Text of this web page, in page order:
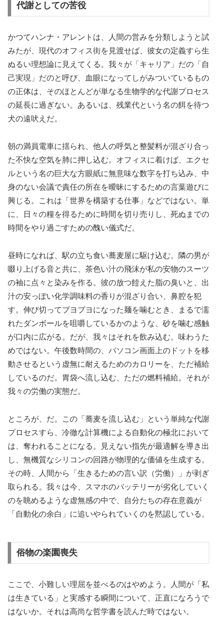
代謝としての苦役
かつてハンナ・アレントは、人間の営みを分類しようと試
みたが、現代のオフィス街を見渡せば、彼女の定義すら生
ぬるい理想論に見えてくる。我々が「キャリア」だの「自
己実現」だのと呼び、血眼になってしがみついているもの
の正体は、そのほとんどが単なる生物学的な代謝プロセス
の延長に過ぎない。あるいは、残業代という名の餌を待つ
犬の遠吠えだ。
朝の満員電車に揺られ、他人の呼気と整髪料が混ざり合っ
た不快な空気を肺に押し込む。オフィスに着けば、エクセ
ルという名の巨大な方眼紙に無意味な数字を打ち込み、中
身のない会議で責任の所在を曖昧にするための言葉遊びに
興じる。これは「世界を構築する仕事」などではない。単
に、日々の糧を得るために時間を切り売りし、死ぬまでの
時間をやり過ごすための醜い儀式だ。
昼時になれば、駅の立ち食い蕎麦屋に駆け込む。隣の男が
啜り上げる音と共に、茶色い汁の飛沫が私の安物のスーツ
の袖に点々と染みを作る。彼の放つ饐えた脂の臭いと、出
汁の安っぽい化学調味料の香りが混ざり合い、鼻腔を犯
す。伸び切ってブヨブヨになった麺を噛むとき、まるで濡
れたダンボールを咀嚼しているかのような、砂を噛む感触
が口内に広がる。だが、我々はそれを飲み込む。味わうた
めではない。午後数時間の、パソコン画面上のドットを移
動させるという虚無に耐えるためのカロリーを、ただ補給
しているのだ。胃袋へ流し込む、ただの燃料補給。それが
我々の労働の実態だ。
ところが、だ。この「蕎麦を流し込む」という単純な代謝
プロセスすら、冷徹な計算機による自動化の極北において
は、奪われることになる。見えない指先が最適解を導き出
し、無機質なシリコンの回路が物理的な価値を生成する。
その時、人間から「生きるための言い訳（労働）」が剥ぎ
取られる。我々は今、スマホのバッテリーが劣化していく
のを眺めるような虚無感の中で、自分たちの存在意義が
「自動化の余白」に追いやられていくのを黙認している。
俗物の楽園喪失
ここで、小難しい理屈を並べるのはやめよう。人間が「私
は生きている」と実感する瞬間について、正直になろうで
はないか。それは高尚な哲学書を読んだ時ではない。